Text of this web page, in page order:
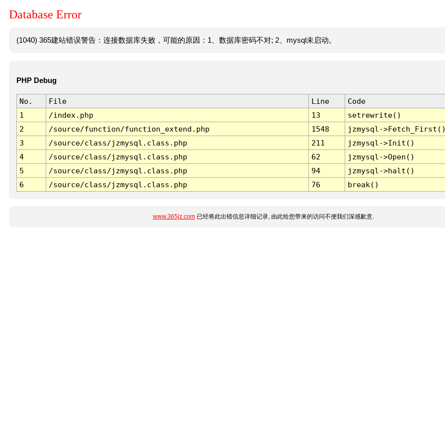
Database Error
(1040) 365建站错误警告：连接数据库失败，可能的原因：1、数据库密码不对; 2、mysql未启动。
PHP Debug
No. File Line
Code
1
/index.php 13
setrewrite()
2
/source/function/function_extend.php 1548
jzmysql-
3
/source/class/jzmysql.class.php 211
jzmysql->Init()
4
/source/class/jzmysql.class.php 62
jzmysql->Open()
5
/source/class/jzmysql.class.php 94
jzmysql->halt()
6
/source/class/jzmysql.class.php 76 break()
www.365jz.com已经将此出错信息详细记录, 由此给您带来的访问不便我们深感歉意.